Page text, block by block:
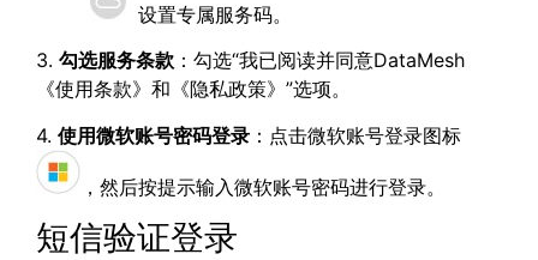
设置专属服务码。
3. 勾选服务条款 ：勾选“我已阅读并同意DataMesh
《使用条款》和《隐私政策》”选项。
4. 使用微软账号密码登录 ：点击微软账号登录图标
，然后按提示输入微软账号密码进行登录。
短信验证登录